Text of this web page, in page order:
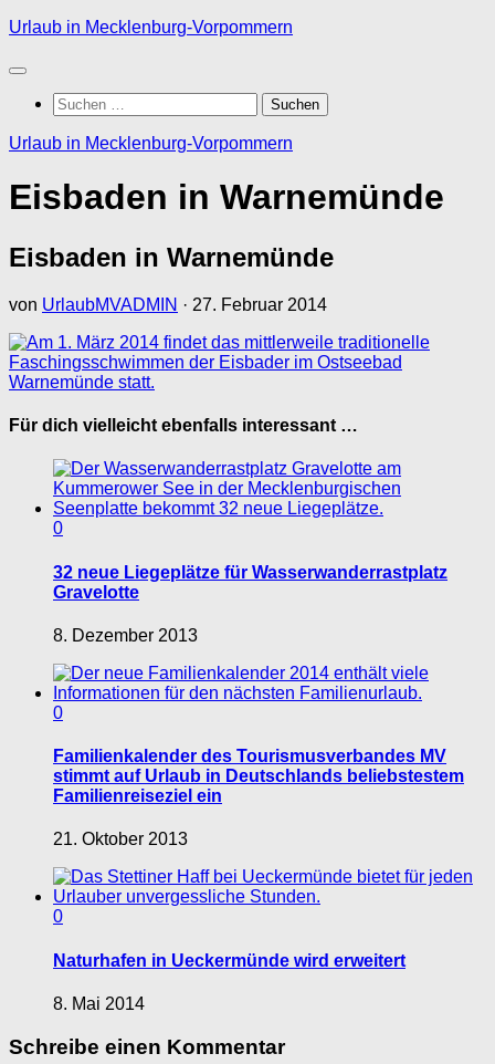
Zum
springen
Urlaub in Mecklenburg-Vorpommern
Suchen
nach:
Urlaub in Mecklenburg-Vorpommern
Eisbaden in Warnemünde
Eisbaden in Warnemünde
von UrlaubMVADMIN · 27. Februar 2014
Für dich vielleicht ebenfalls interessant …
0
32 neue Liegeplätze für Wasserwanderrastplatz
Gravelotte
8. Dezember 2013
0
Familienkalender des Tourismusverbandes MV
stimmt auf Urlaub in Deutschlands beliebstestem
Familienreiseziel ein
21. Oktober 2013
0
Naturhafen in Ueckermünde wird erweitert
8. Mai 2014
Schreibe einen Kommentar